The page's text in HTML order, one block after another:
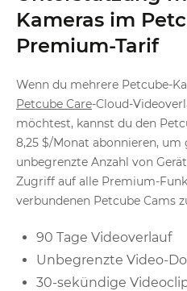
Kameras im
Premium-Tarif
Wenn du mehrere Petcube-
Petcube Care-Cloud-
möchtest, kannst du den
8,25 $/Monat abonnieren, um
unbegrenzte Anzahl von
Zugriff auf alle Premium-
verbundenen Petcube Cams
90 Tage Videoverlauf
Unbegrenzte Video-
30-sekündige